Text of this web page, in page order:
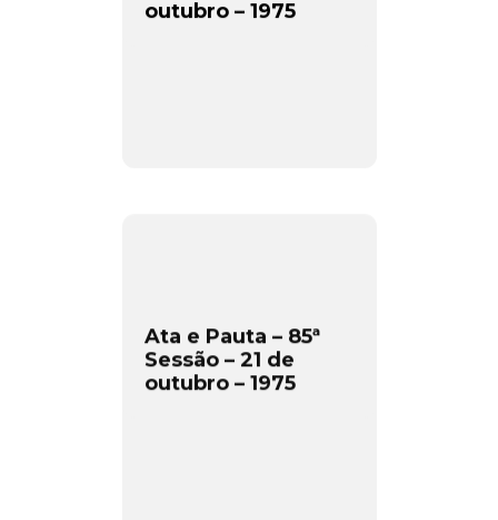
outubro – 1975
Ata e Pauta – 85ª
Sessão – 21 de
outubro – 1975